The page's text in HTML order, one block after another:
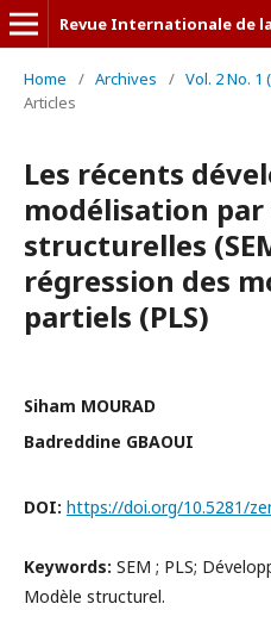
Home / Archives / Vol. 2 No. 1
Articles
Les récents
modélisation
structurelles
régression des
partiels (PLS)
Siham MOURAD
Badreddine GBAOUI
DOI: https://doi.org/10.5281/
Keywords: SEM ; PLS;
Modèle structurel.